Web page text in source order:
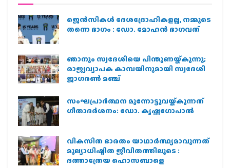
ജെന്‍സികള്‍ ദേശദ്രോഹികളല്ല, നമ്മുടെ
തന്നെ ഭാഗം : ഡോ. മോഹന്‍ ഭാഗവത്
ഞാനും സ്വദേശിയെ പിന്തുണയ്ക്കുന്നു;
രാജ്യവ്യാപക കാമ്പയിനുമായി സ്വദേശി
ജാഗരണ്‍ മഞ്ച്
സംഘപ്രാര്‍ത്ഥന മുന്നോട്ടുവയ്ക്കുന്നത്
ഗീതാദര്‍ശനം: ഡോ. കൃഷ്ണഗോപാല്‍
വികസിത ഭാരതം യാഥാർത്ഥ്യമാവുന്നത്
മൂല്യാധിഷ്ഠിത ജീവിതത്തിലൂടെ :
ദത്താത്രേയ ഹൊസബാളെ